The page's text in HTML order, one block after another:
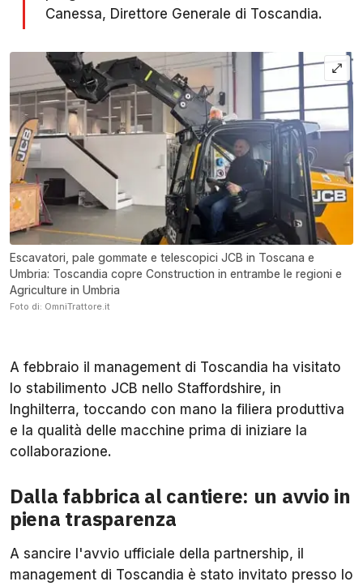
Canessa, Direttore Generale di Toscandia.
Escavatori, pale gommate e telescopici JCB in Toscana e
Umbria: Toscandia copre Construction in entrambe le regioni e
Agriculture in Umbria
Foto di: OmniTrattore.it
A febbraio il management di Toscandia ha visitato
lo stabilimento JCB nello Staffordshire, in
Inghilterra, toccando con mano la filiera produttiva
e la qualità delle macchine prima di iniziare la
collaborazione.
Dalla fabbrica al cantiere: un avvio in
piena trasparenza
A sancire l'avvio ufficiale della partnership, il
management di Toscandia è stato invitato presso lo